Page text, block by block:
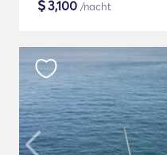
$3,100 /nacht